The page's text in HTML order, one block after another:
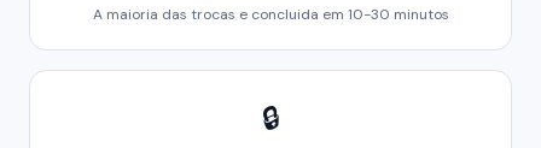
A maioria das trocas e concluida em 10-30 minutos
🔒